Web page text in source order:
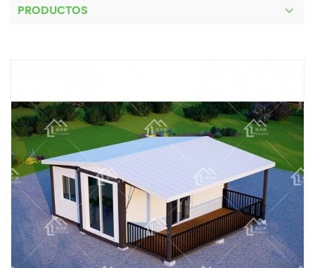
PRODUCTOS